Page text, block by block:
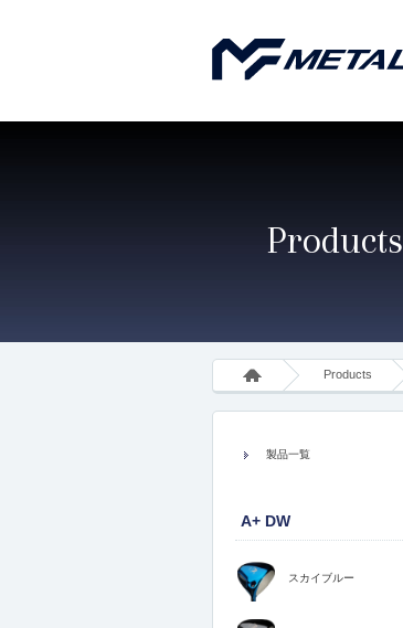
Products
Products
製品一覧
A+ DW
スカイブルー